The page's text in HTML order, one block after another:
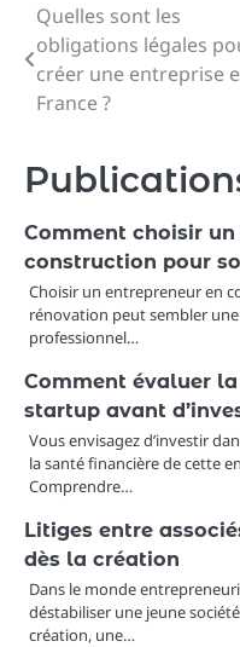
Navigation
de
l’article
Quelles sont les
obligations légales
créer une entreprise
France ?
Comment choisir
construction pour
Choisir un entrepreneur en
rénovation peut sembler
professionnel…
Comment évaluer
startup avant
Vous envisagez d’investir
la santé financière de cette
Comprendre…
Litiges entre
dès la création
Dans le monde
déstabiliser une jeune société
création, une…